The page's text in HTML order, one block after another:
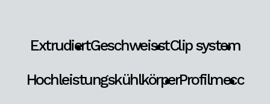
ExtrudiertGeschweisstClip system
HochleistungskühlkörperProfilmecc